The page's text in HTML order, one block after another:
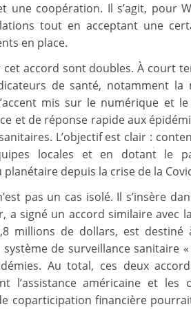
une coopération. Il s’agit, pour
tout en acceptant une
en place.
cet accord sont doubles. À court
de santé, notamment
mis sur le numérique et
et de réponse rapide aux
L’objectif est clair :
locales et en dotant le
depuis la crise de la
pas un cas isolé. Il s’insère
a signé un accord similaire avec
millions de dollars, est
de surveillance sanitaire
Au total, ces deux
l’assistance américaine et les
coparticipation financière